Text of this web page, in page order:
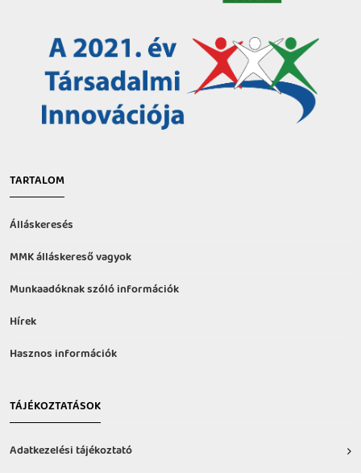
TARTALOM
Álláskeresés
MMK álláskereső vagyok
Munkaadóknak szóló információk
Hírek
Hasznos információk
TÁJÉKOZTATÁSOK
Adatkezelési tájékoztató